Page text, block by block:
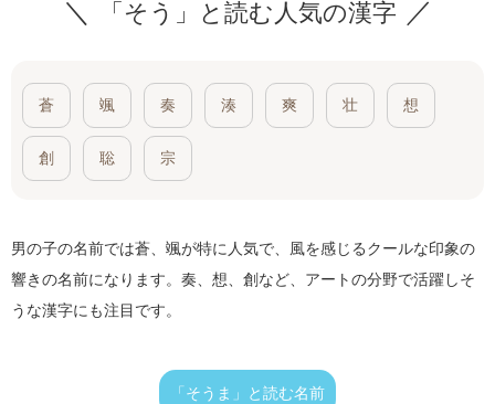
「そう」と読む人気の漢字
蒼 颯 奏 湊 爽 壮 想
創 聡 宗
男の子の名前では蒼、颯が特に人気で、風を感じるクールな印象の
響きの名前になります。奏、想、創など、アートの分野で活躍しそ
うな漢字にも注目です。
「そうま」と読む名前